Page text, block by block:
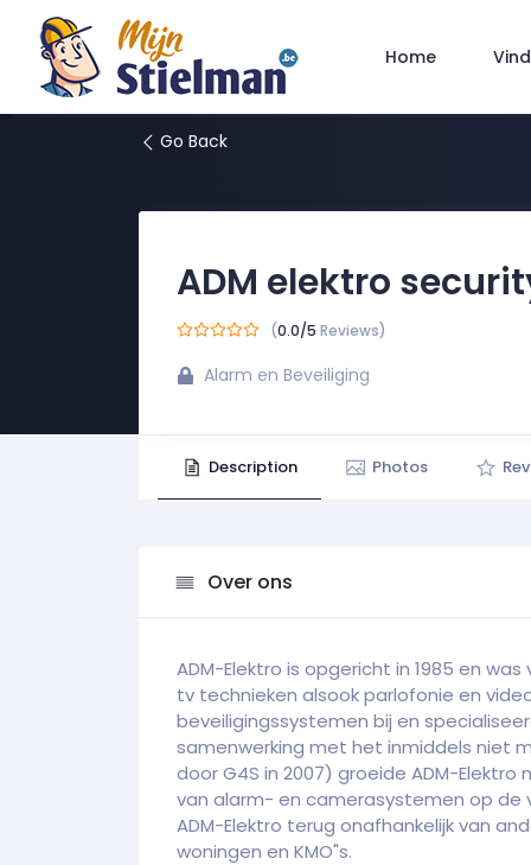
Home
Go Back
ADM elektro
(0.0/5 Reviews)
Alarm en Beveiliging
Description Photos
Over ons
ADM-Elektro is opgericht in 1985 en
tv technieken alsook parlofonie en
beveiligingssystemen bij en
samenwerking met het inmiddels niet
door G4S in 2007) groeide ADM-
van alarm- en camerasystemen op de
ADM-Elektro terug onafhankelijk van
woningen en KMO"s.